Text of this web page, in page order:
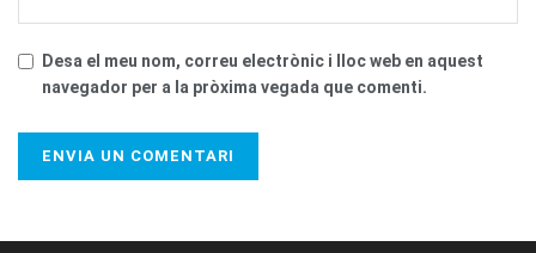
Desa el meu nom, correu electrònic i lloc web en aquest
navegador per a la pròxima vegada que comenti.